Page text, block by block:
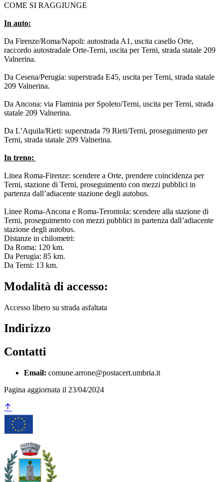
COME SI RAGGIUNGE
In auto:
Da Firenze/Roma/Napoli: autostrada A1, uscita casello Orte,
raccordo autostradale Orte-Terni, uscita per Terni, strada statale 209
Valnerina.
Da Cesena/Perugia: superstrada E45, uscita per Terni, strada statale
209 Valnerina.
Da Ancona: via Flaminia per Spoleto/Terni, uscita per Terni, strada
statale 209 Valnerina.
Da L’Aquila/Rieti: superstrada 79 Rieti/Terni, proseguimento per
Terni, strada statale 209 Valnerina.
In treno:
Linea Roma-Firenze: scendere a Orte, prendere coincidenza per
Terni, stazione di Terni, proseguimento con mezzi pubblici in
partenza dall’adiacente stazione degli autobus.
Linee Roma-Ancona e Roma-Terontola: scendere alla stazione di
Terni, proseguimento con mezzi pubblici in partenza dall’adiacente
stazione degli autobus.
Distanze in chilometri:
Da Roma: 120 km.
Da Perugia: 85 km.
Da Terni: 13 km.
Modalità di accesso:
Accesso libero su strada asfaltata
Indirizzo
Contatti
Email: comune.arrone@postacert.umbria.it
Pagina aggiornata il 23/04/2024